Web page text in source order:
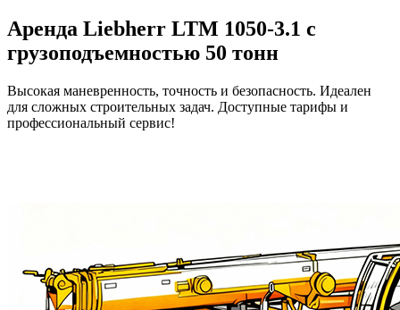
Аренда Liebherr LTM 1050-3.1 с
грузоподъемностью 50 тонн
Высокая маневренность, точность и безопасность. Идеален
для сложных строительных задач. Доступные тарифы и
профессиональный сервис!